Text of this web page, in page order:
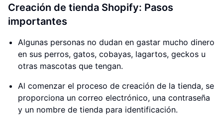
Creación de tienda Shopify: Pasos
importantes
Algunas personas no dudan en gastar mucho dinero
en sus perros, gatos, cobayas, lagartos, geckos u
otras mascotas que tengan.
Al comenzar el proceso de creación de la tienda, se
proporciona un correo electrónico, una contraseña
y un nombre de tienda para identificación.